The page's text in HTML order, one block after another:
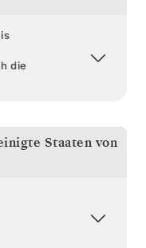
die
Staaten von